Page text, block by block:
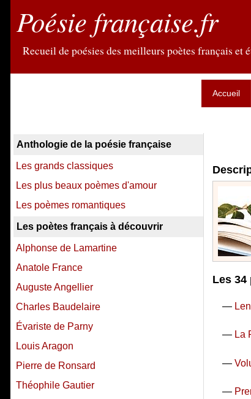
Poésie française.fr
Recueil de poésies des meilleurs poètes français et
Accueil
Les 34
—
— La
—
—
Anthologie de la poésie française
Les grands classiques
Les plus beaux poèmes d'amour
Les poèmes romantiques
Les poètes français à découvrir
Alphonse de Lamartine
Anatole France
Auguste Angellier
Charles Baudelaire
Évariste de Parny
Louis Aragon
Pierre de Ronsard
Théophile Gautier